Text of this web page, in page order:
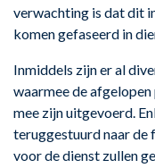
verwachting is dat dit
komen gefaseerd in
Inmiddels zijn er al
waarmee de
mee zijn uitgevoerd.
teruggestuurd naar de
voor de dienst zullen